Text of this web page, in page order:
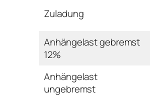
Zuladung
Anhängelast gebremst
12%
Anhängelast
ungebremst